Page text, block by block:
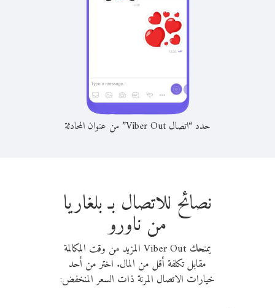
حدد “اتصال Viber Out” من عنوان المحادثة
نصائح للاتصال بـ بلغاريا
من ناورو
يمنحك Viber Out المزيد من وقت المكالمة
مقابل تكلفة أقل من المال. اختر من أحد
خيارات الاتصال المرنة ذات السعر المنخفض: